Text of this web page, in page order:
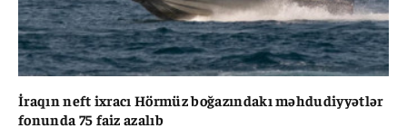
İraqın neft ixracı Hörmüz boğazındakı məhdudiyyətlər
fonunda 75 faiz azalıb